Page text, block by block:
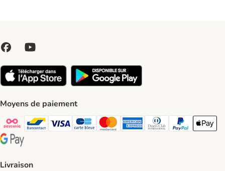
Moyens de paiement
Payconiq Payment Method
bancontact Payment Method
Visa Payment Method
carte bleue Payment Method
Master card Payment Method
American express Payment
Diners club Payment
Paypal Payment
Apple
Google Pay Payment Method
Livraison